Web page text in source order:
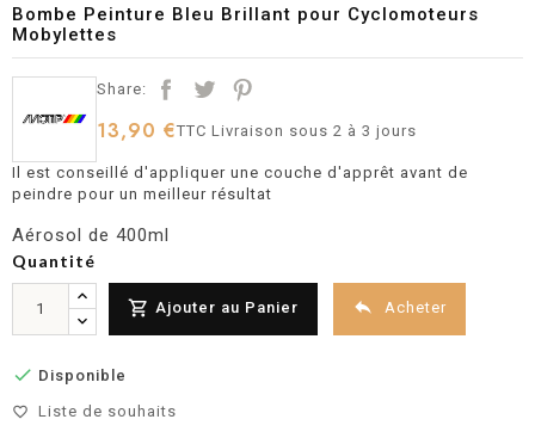
Bombe Peinture Bleu Brillant pour Cyclomoteurs
Mobylettes
Share:
13,90 €TTCLivraison sous 2 à 3 jours
Il est conseillé d'appliquer une couche d'apprêt avant de
peindre pour un meilleur résultat
Aérosol de 400ml
Quantité
 Ajouter au Panier  Acheter
 Disponible
favorite_border Liste de souhaits